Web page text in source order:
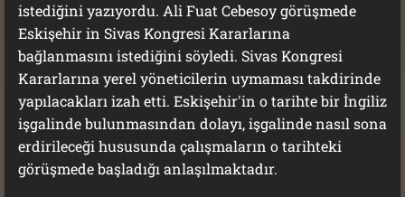
istediğini yazıyordu. Ali Fuat Cebesoy görüşmede
Eskişehir in Sivas Kongresi Kararlarına
bağlanmasını istediğini söyledi. Sivas Kongresi
Kararlarına yerel yöneticilerin uymaması takdirinde
yapılacakları izah etti. Eskişehir'in o tarihte bir İngiliz
işgalinde bulunmasından dolayı, işgalinde nasıl sona
erdirileceği hususunda çalışmaların o tarihteki
görüşmede başladığı anlaşılmaktadır.